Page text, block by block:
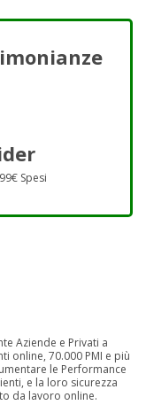
Spesi
Aziende e Privati a
online, 70.000 PMI e più
le Performance
e la loro sicurezza
da lavoro online.